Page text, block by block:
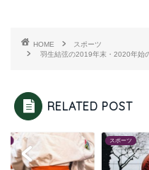
HOME
スポーツ
羽生結弦の2019年末・2020年始
RELATED POST
スポーツ